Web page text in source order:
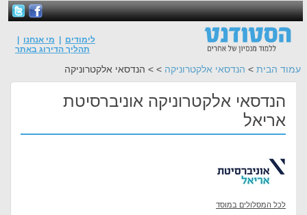
לימודים מי אנחנו
תהליך הדירוג באתר
עמוד הבית > הנדסאי אלקטרוניקה > > הנדסאי אלקטרוניקה
הנדסאי אלקטרוניקה אוניברסיטת
אריאל
לכל המסלולים במוסד